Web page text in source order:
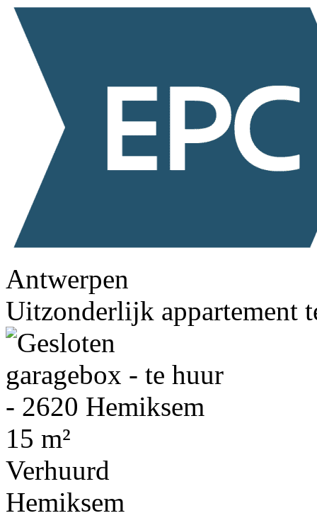
Antwerpen
Uitzonderlijk appartement
15 m²
Verhuurd
Hemiksem